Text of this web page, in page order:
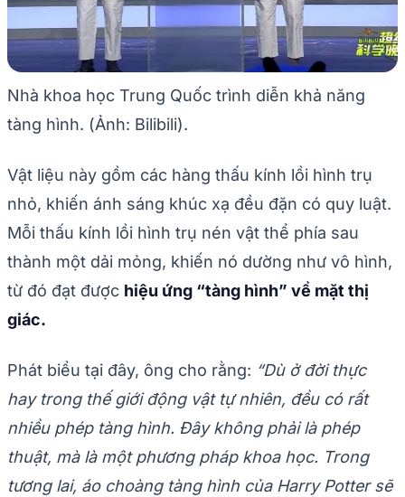
Nhà khoa học Trung Quốc trình diễn khả năng
tàng hình. (Ảnh: Bilibili).
Vật liệu này gồm các hàng thấu kính lồi hình trụ
nhỏ, khiến ánh sáng khúc xạ đều đặn có quy luật.
Mỗi thấu kính lồi hình trụ nén vật thể phía sau
thành một dải mỏng, khiến nó dường như vô hình,
từ đó đạt được hiệu ứng “tàng hình” về mặt thị
giác.
Phát biểu tại đây, ông cho rằng: “Dù ở đời thực
hay trong thế giới động vật tự nhiên, đều có rất
nhiều phép tàng hình. Đây không phải là phép
thuật, mà là một phương pháp khoa học. Trong
tương lai, áo choàng tàng hình của Harry Potter sẽ